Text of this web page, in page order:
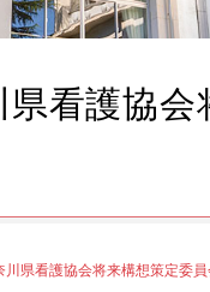
看護協
川県看護協会将来構想策定委